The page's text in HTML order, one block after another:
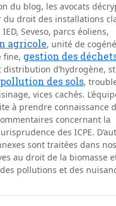
du blog, les avocats
du droit des installations
Seveso, parcs éoliens,
agricole, unité de
fine, gestion des
d’hydrogène,
pollution des sols,
vices cachés.
à prendre connaissance
concernant la
des ICPE.
sont traitées dans nos
au droit de la biomasse
pollutions et des